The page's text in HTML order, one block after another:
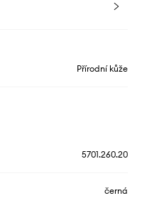
Přírodní kůže
5701.260.20
černá